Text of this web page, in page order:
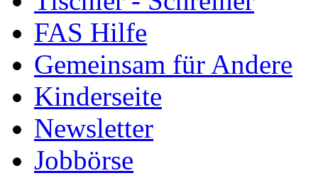
FAS Hilfe
Gemeinsam für Andere
Kinderseite
Newsletter
Jobbörse